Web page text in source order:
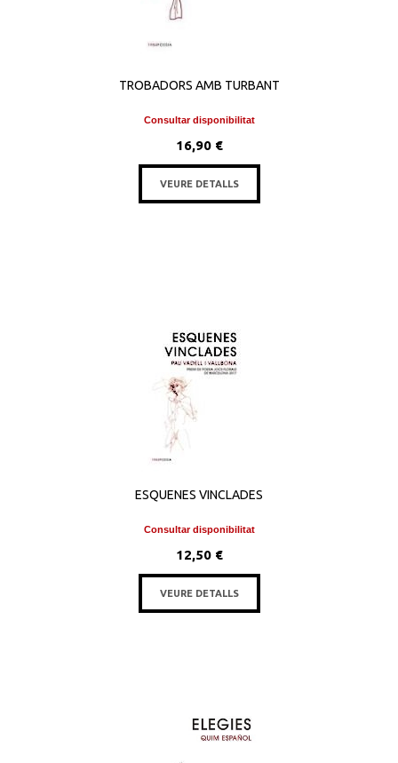
TROBADORS AMB TURBANT
Consultar disponibilitat
16,90 €
VEURE DETALLS
ESQUENES VINCLADES
Consultar disponibilitat
12,50 €
VEURE DETALLS